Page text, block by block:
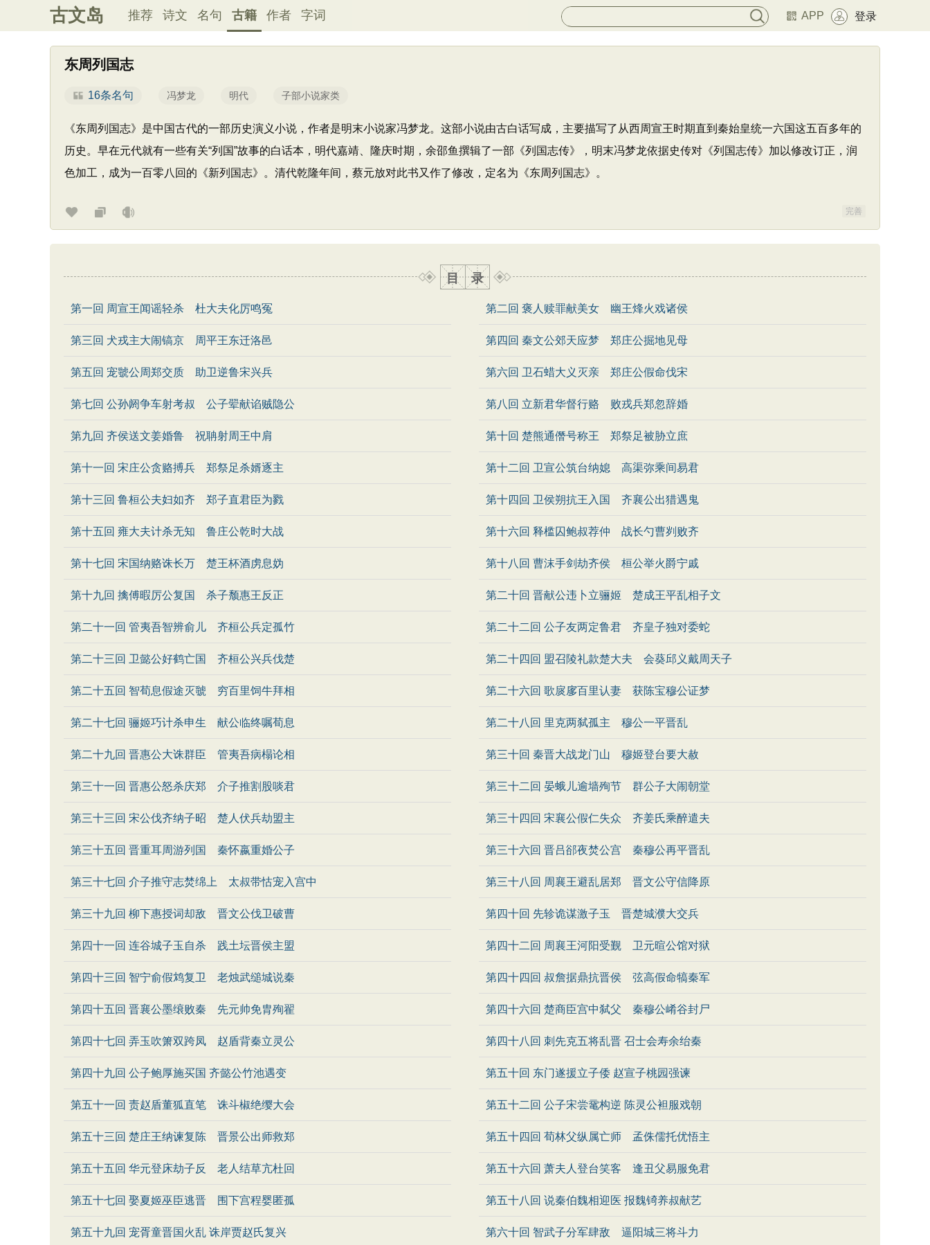
古文岛 推荐 诗文 名句 古籍 作者 字词 APP 登录
东周列国志
16条名句 冯梦龙 明代 子部小说家类
《东周列国志》是中国古代的一部历史演义小说，作者是明末小说家冯梦龙。这部小说由古白话写成，主要描写了从西周宣王时期直到秦始皇统一六国这五百多年的
历史。早在元代就有一些有关“列国”故事的白话本，明代嘉靖、隆庆时期，余邵鱼撰辑了一部《列国志传》，明末冯梦龙依据史传对《列国志传》加以修改订正，润
色加工，成为一百零八回的《新列国志》。清代乾隆年间，蔡元放对此书又作了修改，定名为《东周列国志》。
完善
目 录
第一回 周宣王闻谣轻杀 杜大夫化厉鸣冤 第二回 褒人赎罪献美女 幽王烽火戏诸侯
第三回 犬戎主大闹镐京 周平王东迁洛邑 第四回 秦文公郊天应梦 郑庄公掘地见母
第五回 宠虢公周郑交质 助卫逆鲁宋兴兵 第六回 卫石蜡大义灭亲 郑庄公假命伐宋
第七回 公孙阏争车射考叔 公子翚献谄贼隐公 第八回 立新君华督行赂 败戎兵郑忽辞婚
第九回 齐侯送文姜婚鲁 祝聃射周王中肩 第十回 楚熊通僭号称王 郑祭足被胁立庶
第十一回 宋庄公贪赂搏兵 郑祭足杀婿逐主 第十二回 卫宣公筑台纳媳 高渠弥乘间易君
第十三回 鲁桓公夫妇如齐 郑子直君臣为戮 第十四回 卫侯朔抗王入国 齐襄公出猎遇鬼
第十五回 雍大夫计杀无知 鲁庄公乾时大战 第十六回 释槛囚鲍叔荐仲 战长勺曹刿败齐
第十七回 宋国纳赂诛长万 楚王杯酒虏息妫 第十八回 曹沫手剑劫齐侯 桓公举火爵宁戚
第十九回 擒傅暇厉公复国 杀子颓惠王反正 第二十回 晋献公违卜立骊姬 楚成王平乱相子文
第二十一回 管夷吾智辨俞儿 齐桓公兵定孤竹 第二十二回 公子友两定鲁君 齐皇子独对委蛇
第二十三回 卫懿公好鹤亡国 齐桓公兴兵伐楚 第二十四回 盟召陵礼款楚大夫 会葵邱义戴周天子
第二十五回 智荀息假途灭虢 穷百里饲牛拜相 第二十六回 歌扊扅百里认妻 获陈宝穆公证梦
第二十七回 骊姬巧计杀申生 献公临终嘱荀息 第二十八回 里克两弑孤主 穆公一平晋乱
第二十九回 晋惠公大诛群臣 管夷吾病榻论相 第三十回 秦晋大战龙门山 穆姬登台要大赦
第三十一回 晋惠公怒杀庆郑 介子推割股啖君 第三十二回 晏蛾儿逾墙殉节 群公子大闹朝堂
第三十三回 宋公伐齐纳子昭 楚人伏兵劫盟主 第三十四回 宋襄公假仁失众 齐姜氏乘醉遣夫
第三十五回 晋重耳周游列国 秦怀嬴重婚公子 第三十六回 晋吕郤夜焚公宫 秦穆公再平晋乱
第三十七回 介子推守志焚绵上 太叔带怙宠入宫中 第三十八回 周襄王避乱居郑 晋文公守信降原
第三十九回 柳下惠授词却敌 晋文公伐卫破曹 第四十回 先轸诡谋激子玉 晋楚城濮大交兵
第四十一回 连谷城子玉自杀 践土坛晋侯主盟 第四十二回 周襄王河阳受觐 卫元暄公馆对狱
第四十三回 智宁俞假鸩复卫 老烛武缒城说秦 第四十四回 叔詹据鼎抗晋侯 弦高假命犒秦军
第四十五回 晋襄公墨缞败秦 先元帅免胄殉翟 第四十六回 楚商臣宫中弑父 秦穆公崤谷封尸
第四十七回 弄玉吹箫双跨凤 赵盾背秦立灵公 第四十八回 刺先克五将乱晋 召士会寿余绐秦
第四十九回 公子鲍厚施买国 齐懿公竹池遇变 第五十回 东门遂援立子倭 赵宣子桃园强谏
第五十一回 责赵盾董狐直笔 诛斗椒绝缨大会 第五十二回 公子宋尝鼋构逆 陈灵公袒服戏朝
第五十三回 楚庄王纳谏复陈 晋景公出师救郑 第五十四回 荀林父纵属亡师 孟侏儒托优悟主
第五十五回 华元登床劫子反 老人结草亢杜回 第五十六回 萧夫人登台笑客 逢丑父易服免君
第五十七回 娶夏姬巫臣逃晋 围下宫程婴匿孤 第五十八回 说秦伯魏相迎医 报魏锜养叔献艺
第五十九回 宠胥童晋国火乱 诛岸贾赵氏复兴 第六十回 智武子分军肆敌 逼阳城三将斗力